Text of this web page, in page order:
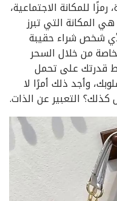
للمكانة الاجتماعية،
المكانة التي تبرز
شخص شراء حقيبة
من خلال السحر
قدرتك على تحمل
وأجد ذلك أمرًا لا
التعبير عن الذات.